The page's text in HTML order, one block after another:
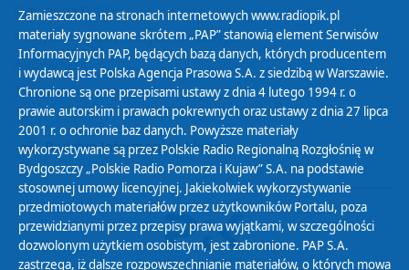
Cyfryzacja DAB+
Polityka ochrony danych osobowych
Abonament
Zamówienia publiczne
Biuletyn Informacji Publicznej
Zamieszczone na stronach internetowych www.radiopik.pl
materiały sygnowane skrótem „PAP” stanowią element Serwisów
Informacyjnych PAP, będących bazą danych, których producentem
i wydawcą jest Polska Agencja Prasowa S.A. z siedzibą w Warszawie.
Chronione są one przepisami ustawy z dnia 4 lutego 1994 r. o
prawie autorskim i prawach pokrewnych oraz ustawy z dnia 27 lipca
2001 r. o ochronie baz danych. Powyższe materiały
wykorzystywane są przez Polskie Radio Regionalną Rozgłośnię w
Bydgoszczy „Polskie Radio Pomorza i Kujaw” S.A. na podstawie
stosownej umowy licencyjnej. Jakiekolwiek wykorzystywanie
przedmiotowych materiałów przez użytkowników Portalu, poza
przewidzianymi przez przepisy prawa wyjątkami, w szczególności
dozwolonym użytkiem osobistym, jest zabronione. PAP S.A.
zastrzega, iż dalsze rozpowszechnianie materiałów, o których mowa